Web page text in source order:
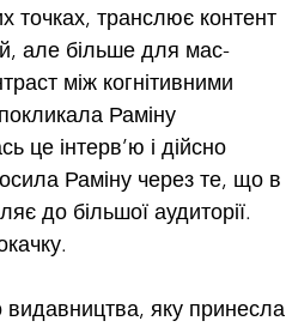
точках, транслює контент
але більше для мас-
між когнітивними
Раміну
це інтерв’ю і дійсно
Раміну через те, що в
до більшої аудиторії.
видавництва, яку принесла